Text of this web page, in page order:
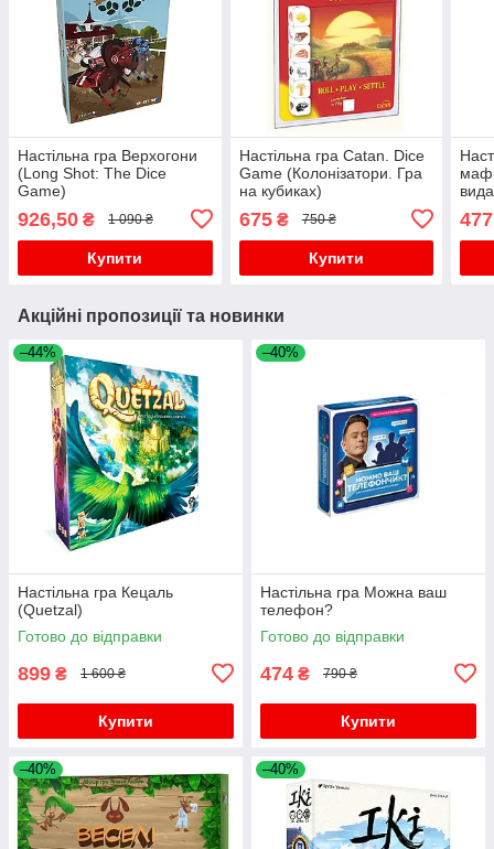
Настільна гра Верхогони
(Long Shot: The Dice
Game)
926,50 ₴ 1 090 ₴
Купити
Настільна гра Catan. Dice
Game (Колонізатори. Гра
на кубиках)
675₴ 750 ₴
Купити
477
Акційні пропозиції та новинки
–44%
Настільна гра Кецаль
(Quetzal)
Готово до відправки
899 ₴ 1 600 ₴
Купити
–40%
Настільна гра Можна ваш
телефон?
Готово до відправки
474 ₴ 790 ₴
Купити
–40% –40%